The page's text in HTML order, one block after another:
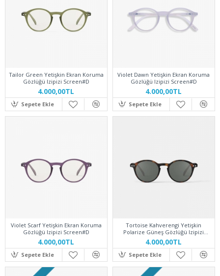
Tailor Green Yetişkin Ekran Koruma
Gözlüğü Izipizi Screen#D
4.000,00TL
Sepete Ekle
Violet Dawn Yetişkin Ekran Koruma
Gözlüğü Izipizi Screen#D
4.000,00TL
Sepete Ekle
Violet Scarf Yetişkin Ekran Koruma
Gözlüğü Izipizi Screen#D
4.000,00TL
Sepete Ekle
Tortoise Kahverengi Yetişkin
Polarize Güneş Gözlüğü Izipizi
Screen#D
4.000,00TL
Sepete Ekle